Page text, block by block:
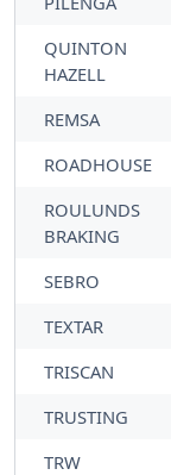
QUINTON
HAZELL
REMSA
ROADHOUSE
ROULUNDS
BRAKING
SEBRO
TEXTAR
TRISCAN
TRUSTING
TRW